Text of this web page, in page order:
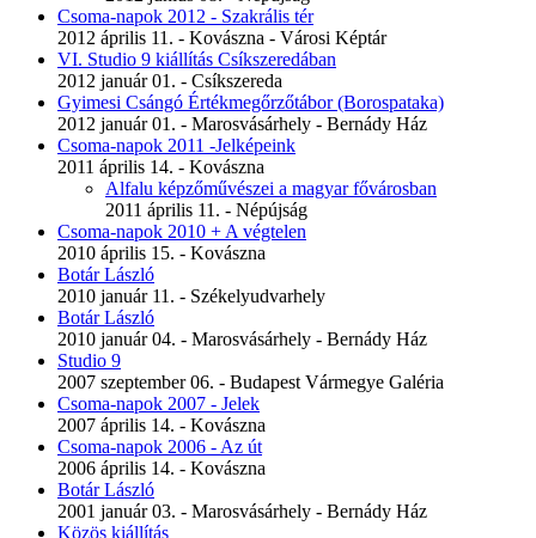
Csoma-napok 2012 - Szakrális tér
2012 április 11. - Kovászna - Városi Képtár
VI. Studio 9 kiállítás Csíkszeredában
2012 január 01. - Csíkszereda
Gyimesi Csángó Értékmegőrzőtábor (Borospataka)
2012 január 01. - Marosvásárhely - Bernády Ház
Csoma-napok 2011 -Jelképeink
2011 április 14. - Kovászna
Alfalu képzőművészei a magyar fővárosban
2011 április 11. - Népújság
Csoma-napok 2010 + A végtelen
2010 április 15. - Kovászna
Botár László
2010 január 11. - Székelyudvarhely
Botár László
2010 január 04. - Marosvásárhely - Bernády Ház
Studio 9
2007 szeptember 06. - Budapest Vármegye Galéria
Csoma-napok 2007 - Jelek
2007 április 14. - Kovászna
Csoma-napok 2006 - Az út
2006 április 14. - Kovászna
Botár László
2001 január 03. - Marosvásárhely - Bernády Ház
Közös kiállítás